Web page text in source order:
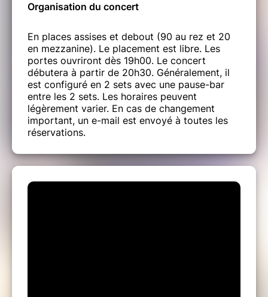
Organisation du concert
En places assises et debout (90 au rez et 20
en mezzanine). Le placement est libre. Les
portes ouvriront dès 19h00. Le concert
débutera à partir de 20h30. Généralement, il
est configuré en 2 sets avec une pause-bar
entre les 2 sets. Les horaires peuvent
légèrement varier. En cas de changement
important, un e-mail est envoyé à toutes les
réservations.